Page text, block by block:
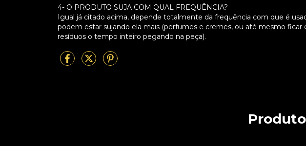
4- O PRODUTO SUJA COM QUAL FREQUÊNCIA?
Igual já citado acima, depende totalmente da frequência com que é
podem estar sujando ela mais (perfumes e cremes, ou até mesmo ficar
resíduos o tempo inteiro pegando na peça).